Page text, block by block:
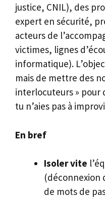
justice, CNIL), des
expert en sécurité,
acteurs de
victimes, lignes
informatique).
mais de mettre des
interlocuteurs » pour
tu n’aies pas à
En bref
Isoler vite
(déconnexion
de mots de